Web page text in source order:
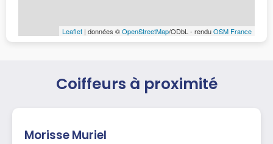
Leaflet | données ©OpenStreetMap/ODbL - renduOSM France
Coiffeurs à proximité
Morisse Muriel